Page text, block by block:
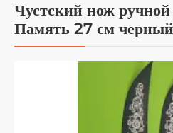
Чустский нож
Память 27 см черный